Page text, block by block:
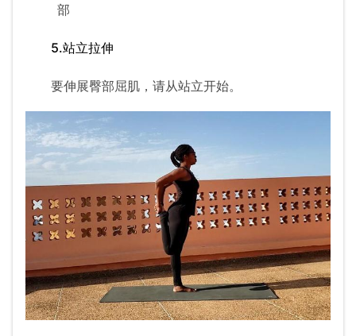
部
5.站立拉伸
要伸展臀部屈肌，请从站立开始。